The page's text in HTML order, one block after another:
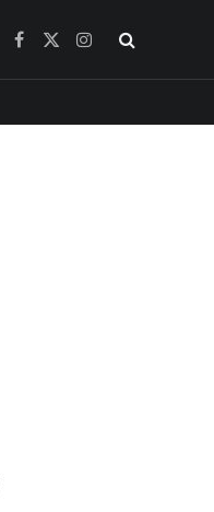
Facebook
X
Instagram